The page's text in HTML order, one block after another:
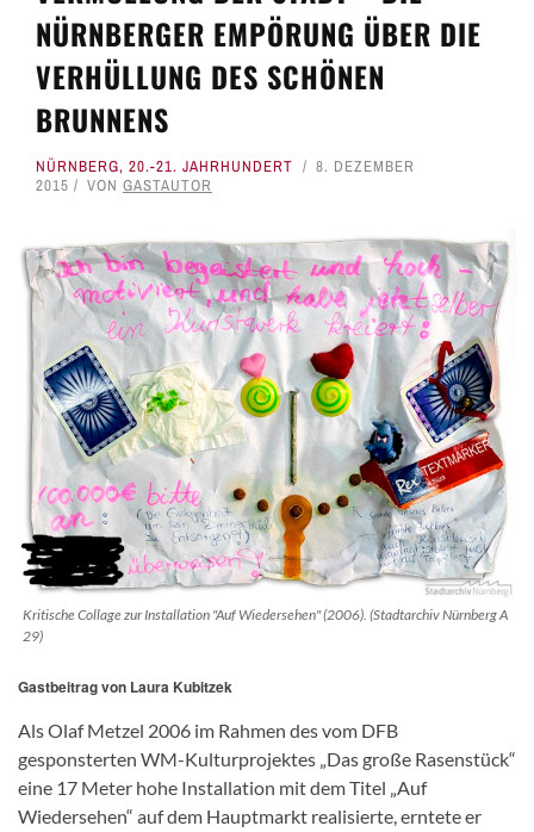
NÜRNBERGER EMPÖRUNG ÜBER DIE
VERHÜLLUNG DES SCHÖNEN
BRUNNENS
NÜRNBERG, 20.-21. JAHRHUNDERT
8. DEZEMBER
2015
VON GASTAUTOR
Kritische Collage zur Installation "Auf Wiedersehen" (2006). (Stadtarchiv Nürnberg A
29)
Gastbeitrag von Laura Kubitzek
Als Olaf Metzel 2006 im Rahmen des vom DFB
gesponsterten WM-Kulturprojektes „Das große Rasenstück“
eine 17 Meter hohe Installation mit dem Titel „Auf
Wiedersehen“ auf dem Hauptmarkt realisierte, erntete er